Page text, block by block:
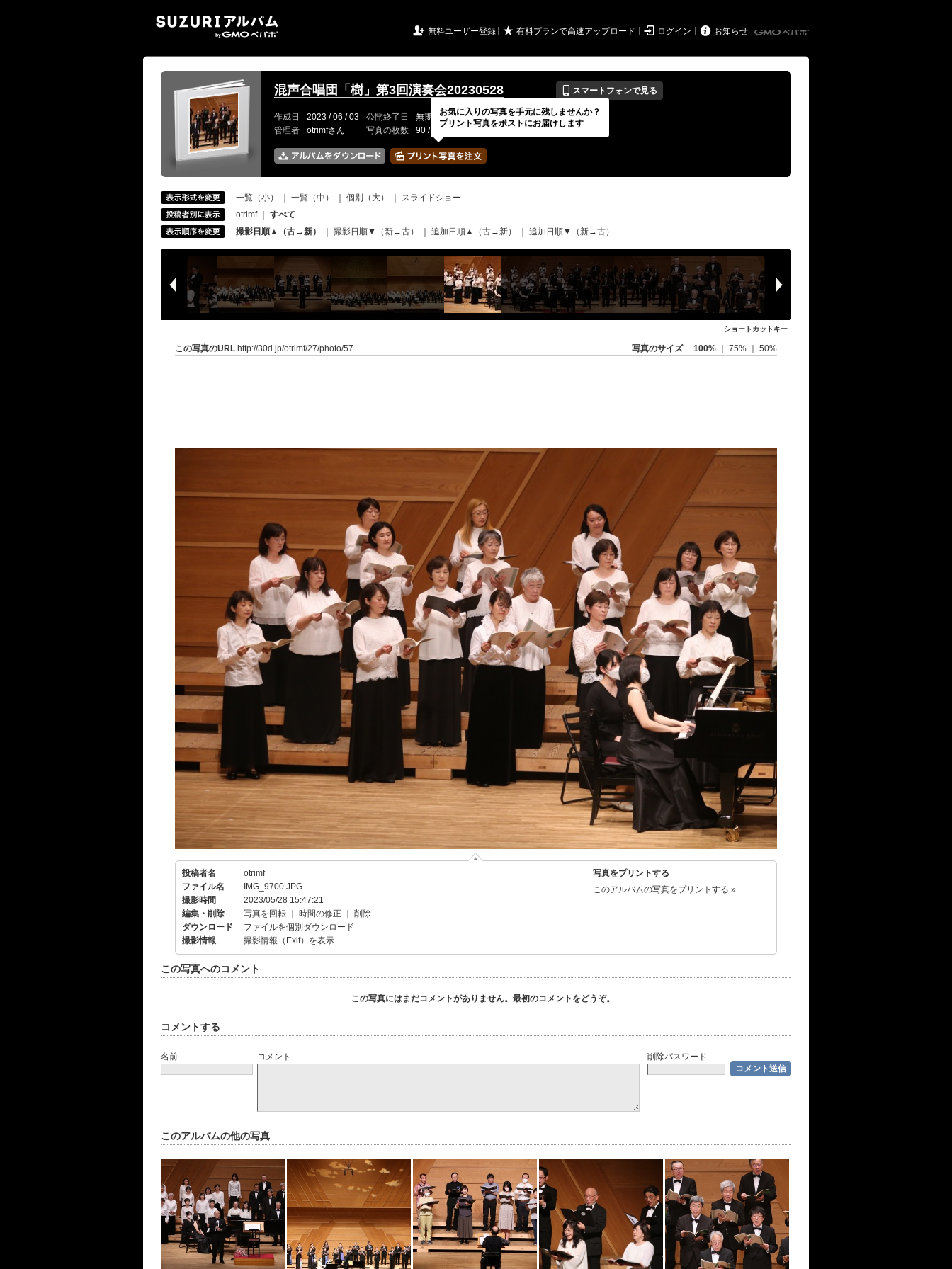
 無料ユーザー登録 ★ 有料プランで高速アップロード  ログイン  お知らせ
混声合唱団「樹」第3回演奏会20230528 📱 スマートフォンで見る
作成日 2023 / 06 / 03 公開終了日 無期限 イベントの期間
---
管理者
otrimfさん 写真の枚数 90 / 150枚
一覧（小） 一覧（中） 個別（大）
スライドショー
otrimf｜ すべて
撮影日順▲（古→新）
撮影日順▼（新→古） 追加日順▲（古→新） 追加日順▼（新→古）
ショートカットキー
この写真のURL http://30d.jp/otrimf/27/photo/57 写真のサイズ 100% 75% 50%
投稿者名
otrimf
ファイル名
IMG_9700.JPG
撮影時間
2023/05/28 15:47:21
編集・削除
写真を回転 時間の修正
削除
ダウンロード
ファイルを個別ダウンロード
撮影情報
撮影情報（Exif）を表示
写真をプリントする
このアルバムの写真をプリントする »
この写真へのコメント
この写真にはまだコメントがありません。最初のコメントをどうぞ。
コメントする
名前 コメント 削除パスワード
このアルバムの他の写真
お気に入りの写真を手元に残しませんか？
プリント写真をポストにお届けします